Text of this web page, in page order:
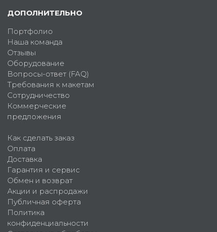
ДОПОЛНИТЕЛЬНО
Портфолио
Наша команда
Отзывы
Оборудование
Вопросы-ответ (FAQ)
Требования к макетам
Сотрудничество
Коммерческие
предложения
Как сделать заказ
Оплата
Доставка
Гарантия и сервис
Обмен и возврат
Акции и распродажи
Публичная оферта
Политика
конфиденциальности